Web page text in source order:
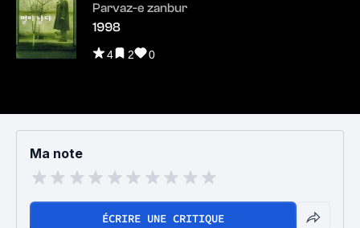
Parvaz-e zanbur
1998
4 2 0
Ma note
ÉCRIRE UNE CRITIQUE